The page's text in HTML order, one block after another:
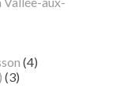
(4)
(3)